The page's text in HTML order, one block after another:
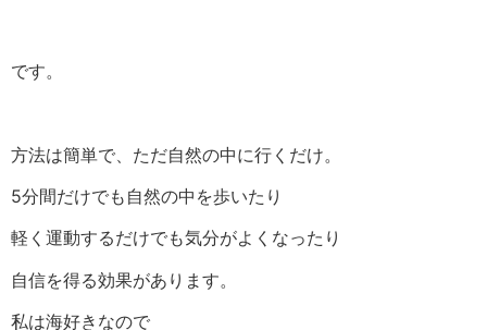
です。
方法は簡単で、ただ自然の中に行くだけ。
5分間だけでも自然の中を歩いたり
軽く運動するだけでも気分がよくなったり
自信を得る効果があります。
私は海好きなので